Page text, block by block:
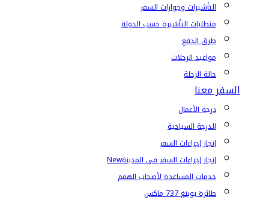
التأشيرات وجوازات السفر
متطلبات التأشيرة حسب الدولة
طرق الدفع
مواعيد الرحلات
حالة الرحلة
السفر معنا
درجة الأعمال
الدرجة السياحية
إنجاز إجراءات السفر
إنجاز إجراءات السفر في المدينةNew
خدمات المساعدة لأصحاب الهمم
طائرة بوينغ 737 ماكس